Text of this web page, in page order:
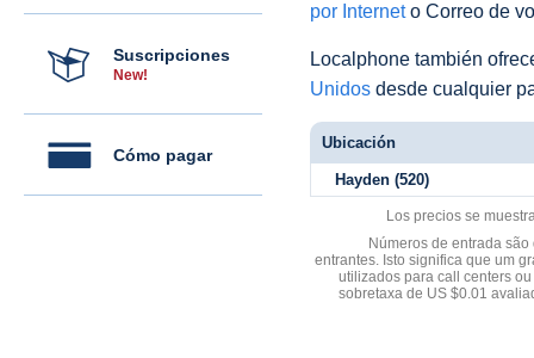
Suscripciones
New!
Cómo pagar
por Interneto Correo de
Localphone también
Unidos desde cualquier
Ubicación
Hayden (520)
Los precios se
Números de entrada
entrantes. Isto significa que um
utilizados para call centers
sobretaxa de US $0.01